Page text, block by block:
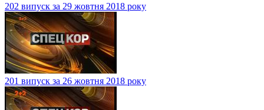
202 випуск за 29 жовтня 2018 року
201 випуск за 26 жовтня 2018 року